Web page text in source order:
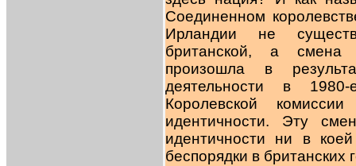
Соединенном
Ирландии не
британской, а смена
произошла в
деятельности в
Королевской
идентичности. Эту
идентичности ни в
беспорядки в британских